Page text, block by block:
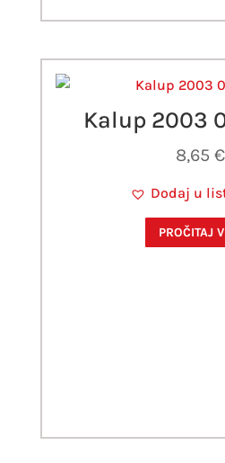
Kalup 2003
8,65€
Dodaj u
PROČITAJ